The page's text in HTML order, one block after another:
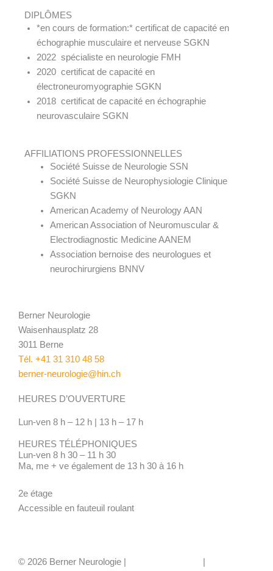
DIPLÔMES
*en cours de formation:* certificat de capacité en
échographie musculaire et nerveuse SGKN
2022 spécialiste en neurologie FMH
2020 certificat de capacité en
électroneuromyographie SGKN
2018 certificat de capacité en échographie
neurovasculaire SGKN
AFFILIATIONS PROFESSIONNELLES
Société Suisse de Neurologie SSN
Société Suisse de Neurophysiologie Clinique
SGKN
American Academy of Neurology AAN
American Association of Neuromuscular &
Electrodiagnostic Medicine AANEM
Association bernoise des neurologues et
neurochirurgiens BNNV
Berner Neurologie
Waisenhausplatz 28
3011 Berne
Tél. +41 31 310 48 58
berner-neurologie@hin.ch
HEURES D’OUVERTURE
Lun-ven 8 h – 12 h | 13 h – 17 h
HEURES TÉLÉPHONIQUES
Lun-ven 8 h 30 – 11 h 30
Ma, me + ve également de 13 h 30 à 16 h
2e étage
Accessible en fauteuil roulant
© 2026 Berner Neurologie |